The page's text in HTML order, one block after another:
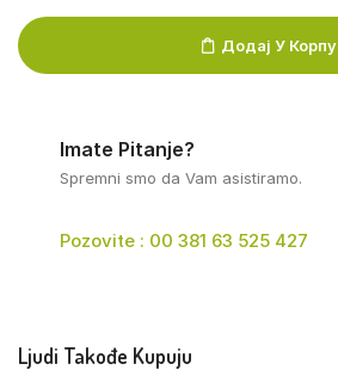
Додај У Корпу
Imate Pitanje?
Spremni smo da Vam asistiramo.
Pozovite : 00 381 63 525 427
Ljudi Takođe Kupuju